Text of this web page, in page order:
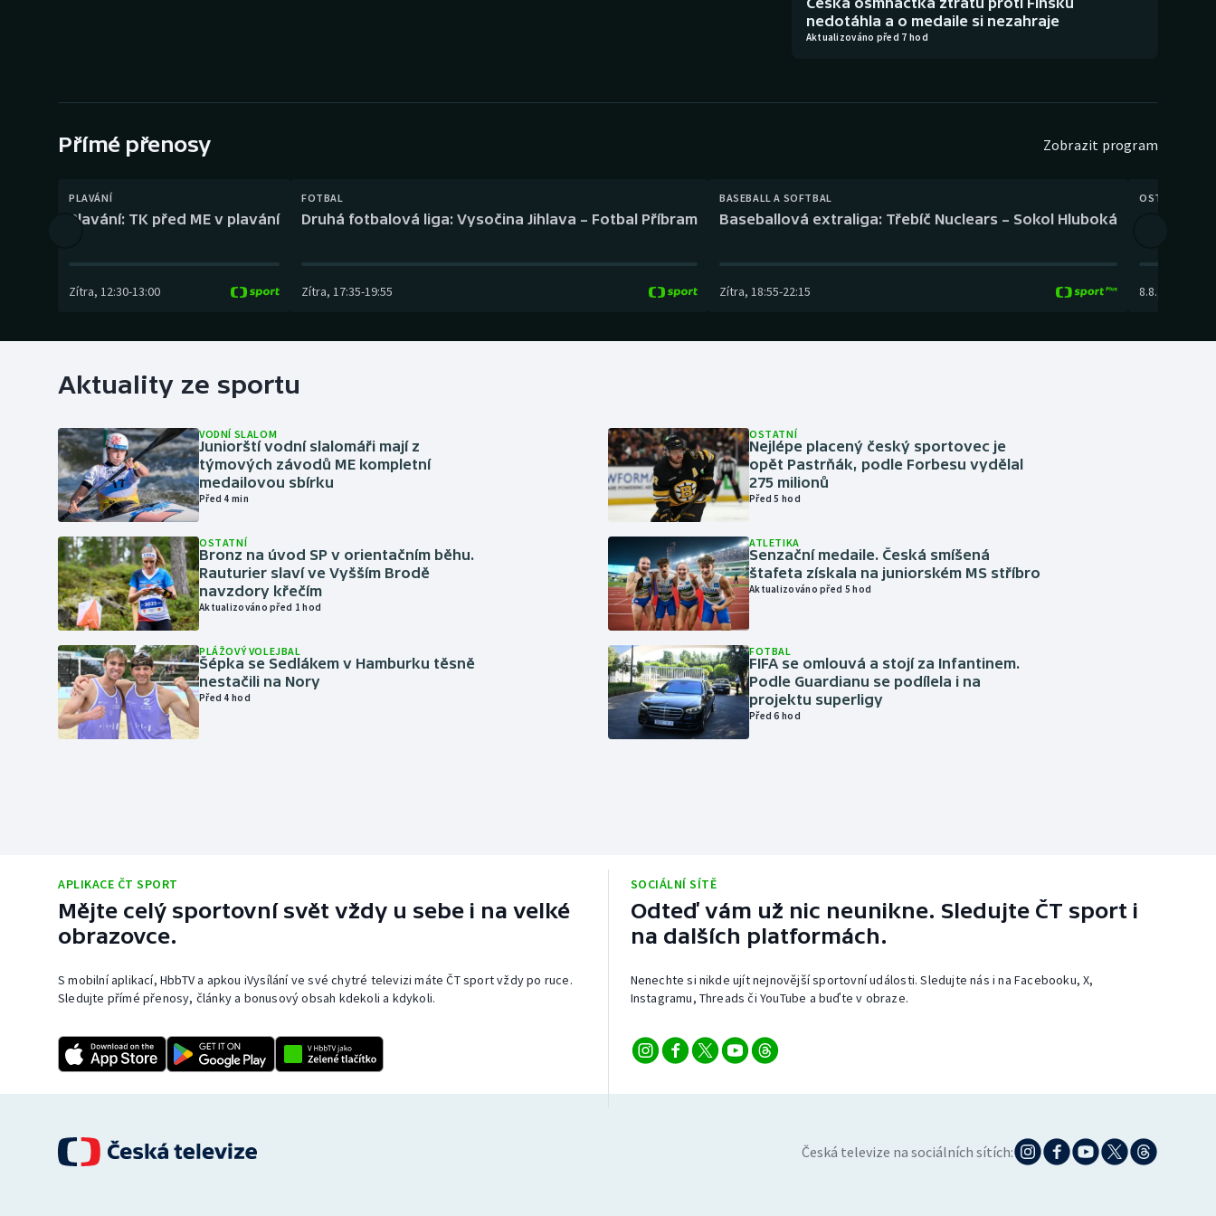
Gymnastika Plážový volejbal
nedotáhla a o medaile si nezahraje
Aktualizováno před 7 hod
Přímé přenosy Zobrazit program
PLAVÁNÍ
Plavání: TK před ME v plavání
Zítra, 12:30-13:00
FOTBAL
Druhá fotbalová liga: Vysočina Jihlava – Fotbal Příbram
Zítra, 17:35-19:55
BASEBALL A SOFTBAL
Baseballová extraliga: Třebíč Nuclears – Sokol Hluboká
Zítra, 18:55-22:15
OSTATNÍ
8.8.
Aktuality ze sportu
VODNÍ SLALOM
Juniorští vodní slalomáři mají z
týmových závodů ME kompletní
medailovou sbírku
Před 4 min
OSTATNÍ
Bronz na úvod SP v orientačním běhu.
Rauturier slaví ve Vyšším Brodě
navzdory křečím
Aktualizováno před 1 hod
PLÁŽOVÝ VOLEJBAL
Šépka se Sedlákem v Hamburku těsně
nestačili na Nory
Před 4 hod
OSTATNÍ
Nejlépe placený český sportovec je
opět Pastrňák, podle Forbesu vydělal
275 milionů
Před 5 hod
ATLETIKA
Senzační medaile. Česká smíšená
štafeta získala na juniorském MS stříbro
Aktualizováno před 5 hod
FOTBAL
FIFA se omlouvá a stojí za Infantinem.
Podle Guardianu se podílela i na
projektu superligy
Před 6 hod
APLIKACE ČT SPORT
Mějte celý sportovní svět vždy u sebe i na velké
obrazovce.
S mobilní aplikací, HbbTV a apkou iVysílání ve své chytré televizi máte ČT sport vždy po ruce.
Sledujte přímé přenosy, články a bonusový obsah kdekoli a kdykoli.
SOCIÁLNÍ SÍTĚ
Odteď vám už nic neunikne. Sledujte ČT sport i
na dalších platformách.
Nenechte si nikde ujít nejnovější sportovní události. Sledujte nás i na Facebooku, X,
Instagramu, Threads či YouTube a buďte v obraze.
Česká televize na sociálních sítích: